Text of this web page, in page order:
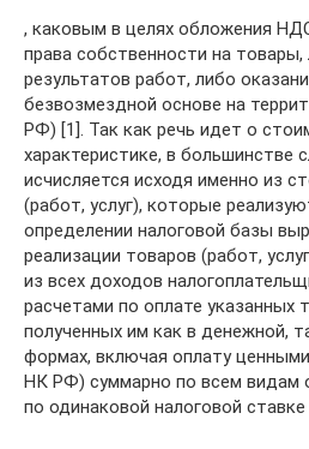
, каковым в целях обложения
права собственности на
результатов работ, либо
безвозмездной основе на
РФ) [1]. Так как речь идет о
характеристике, в большинстве
исчисляется исходя именно из
(работ, услуг), которые
определении налоговой базы
реализации товаров (работ,
из всех доходов
расчетами по оплате указанных
полученных им как в денежной,
формах, включая оплату
НК РФ) суммарно по всем видам
по одинаковой налоговой